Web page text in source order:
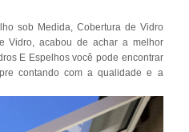
sob Medida, Cobertura de Vidro
Vidro, acabou de achar a melhor
E Espelhos você pode encontrar
contando com a qualidade e a